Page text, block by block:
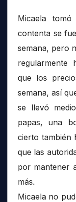
Micaela
contenta se
semana, pero
regularmente
que los
semana, así
se llevó
papas, una
cierto también
que las
por mantener
más.
Micaela no